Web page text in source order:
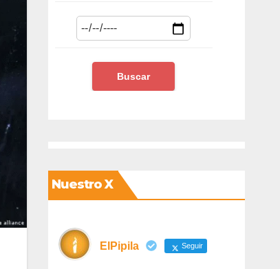
Nuestro X
ElPipila Seguir